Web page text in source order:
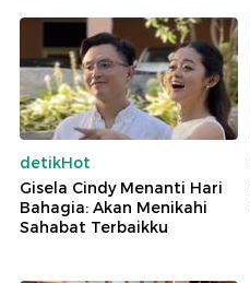
detikHot
Gisela Cindy Menanti Hari
Bahagia: Akan Menikahi
Sahabat Terbaikku